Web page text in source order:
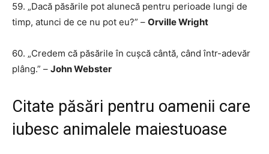
59. „Dacă păsările pot alunecă pentru perioade lungi de
timp, atunci de ce nu pot eu?” – Orville Wright
60. „Credem că păsările în cușcă cântă, când într-adevăr
plâng.” – John Webster
Citate păsări pentru oamenii care
iubesc animalele maiestuoase